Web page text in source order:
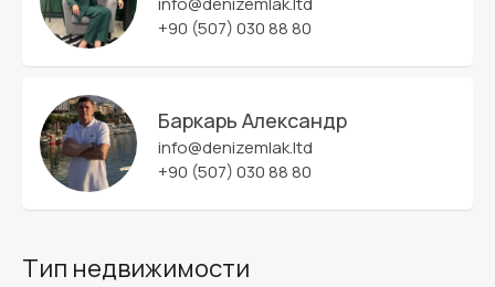
+90 (507) 030 88 80
Баркарь Александр
info@denizemlak.ltd
+90 (507) 030 88 80
Тип недвижимости